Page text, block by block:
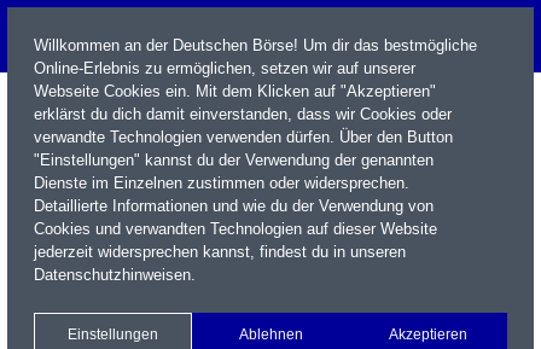
Name / WKN / ISIN / Kürzel
Xetra Realtime
Watchlist Portfolio Login
Willkommen an der Deutschen Börse! Um dir das bestmögliche
Online-Erlebnis zu ermöglichen, setzen wir auf unserer
Webseite Cookies ein. Mit dem Klicken auf "Akzeptieren"
erklärst du dich damit einverstanden, dass wir Cookies oder
verwandte Technologien verwenden dürfen. Über den Button
"Einstellungen" kannst du der Verwendung der genannten
Dienste im Einzelnen zustimmen oder widersprechen.
Detaillierte Informationen und wie du der Verwendung von
Cookies und verwandten Technologien auf dieser Website
jederzeit widersprechen kannst, findest du in unseren
Datenschutzhinweisen.
Einstellungen Ablehnen Akzeptieren